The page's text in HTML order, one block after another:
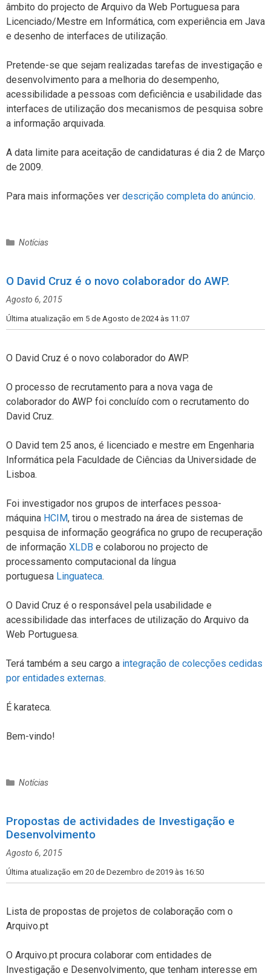
âmbito do projecto de Arquivo da Web Portuguesa para
Licenciado/Mestre em Informática, com experiência em Java
e desenho de interfaces de utilização.
Pretende-se que sejam realizadas tarefas de investigação e
desenvolvimento para a melhoria do desempenho,
acessibilidade a pessoas com deficiência e usabilidade das
interfaces de utilização dos mecanismos de pesquisa sobre
a informação arquivada.
A data limite para aceitação de candidaturas é dia 2 de Março
de 2009.
Para mais informações ver descrição completa do anúncio.
C
e
o
r
i
s
Notícias
O David Cruz é o novo colaborador do AWP.
Agosto 6, 2015
Última atualização em 5 de Agosto de 2024 às 11:07
O David Cruz é o novo colaborador do AWP.
O processo de recrutamento para a nova vaga de
colaborador do AWP foi concluído com o recrutamento do
David Cruz.
O David tem 25 anos, é licenciado e mestre em Engenharia
Informática pela Faculdade de Ciências da Universidade de
Lisboa.
Foi investigador nos grupos de interfaces pessoa-
máquina HCIM, tirou o mestrado na área de sistemas de
pesquisa de informação geográfica no grupo de recuperação
de informação XLDB e colaborou no projecto de
processamento computacional da língua
portuguesa Linguateca.
O David Cruz é o responsável pela usabilidade e
acessibilidade das interfaces de utilização do Arquivo da
Web Portuguesa.
Terá também a seu cargo a integração de colecções cedidas
por entidades externas.
É karateca.
Bem-vindo!
C
e
g
r
i
a
Notícias
Propostas de actividades de Investigação e
Desenvolvimento
Agosto 6, 2015
Última atualização em 20 de Dezembro de 2019 às 16:50
Lista de propostas de projetos de colaboração com o
Arquivo.pt
O Arquivo.pt procura colaborar com entidades de
Investigação e Desenvolvimento, que tenham interesse em